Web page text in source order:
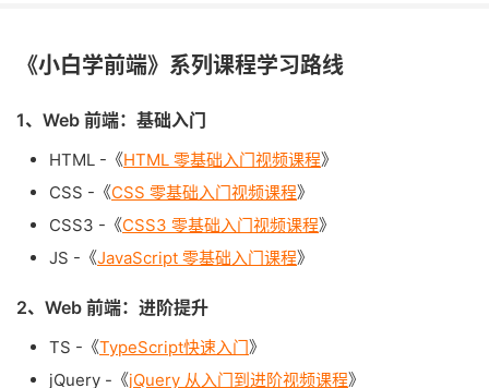
《小白学前端》系列课程学习路线
1、Web 前端：基础入门
HTML -《HTML 零基础入门视频课程》
CSS -《CSS 零基础入门视频课程》
CSS3 -《CSS3 零基础入门视频课程》
JS -《JavaScript 零基础入门课程》
2、Web 前端：进阶提升
TS -《TypeScript快速入门》
jQuery -《jQuery 从入门到进阶视频课程》